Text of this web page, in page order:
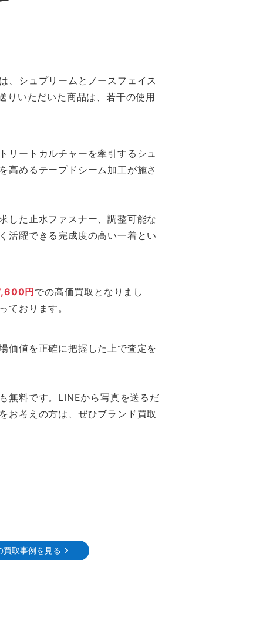
、シュプリームとノースフェイス
りいただいた商品は、若干の使用
リートカルチャーを牽引するシュ
高めるテープドシーム加工が施さ
した止水ファスナー、調整可能な
活躍できる完成度の高い一着とい
円 での高価買取となりまし
ております。
価値を正確に把握した上で査定を
無料です。LINEから写真を送るだ
お考えの方は、ぜひブランド買取
買取事例を見る